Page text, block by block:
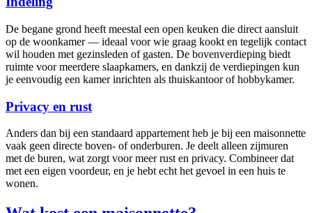
De begane grond heeft meestal een open keuken die direct aansluit
op de woonkamer — ideaal voor wie graag kookt en tegelijk contact
wil houden met gezinsleden of gasten. De bovenverdieping biedt
ruimte voor meerdere slaapkamers, en dankzij de verdiepingen kun
je eenvoudig een kamer inrichten als thuiskantoor of hobbykamer.
Privacy en rust
Anders dan bij een standaard appartement heb je bij een maisonnette
vaak geen directe boven- of onderburen. Je deelt alleen zijmuren
met de buren, wat zorgt voor meer rust en privacy. Combineer dat
met een eigen voordeur, en je hebt echt het gevoel in een huis te
wonen.